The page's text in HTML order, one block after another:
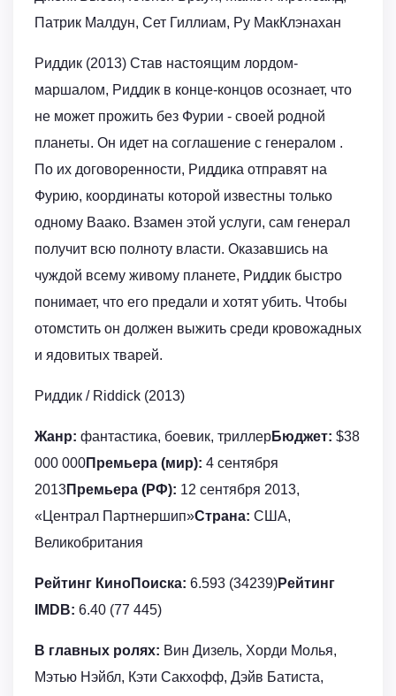
Патрик Малдун, Сет Гиллиам, Ру МакКлэнахан
Риддик (2013) Став настоящим лордом-
маршалом, Риддик в конце-концов осознает, что
не может прожить без Фурии - своей родной
планеты. Он идет на соглашение с генералом .
По их договоренности, Риддика отправят на
Фурию, координаты которой известны только
одному Ваако. Взамен этой услуги, сам генерал
получит всю полноту власти. Оказавшись на
чуждой всему живому планете, Риддик быстро
понимает, что его предали и хотят убить. Чтобы
отомстить он должен выжить среди кровожадных
и ядовитых тварей.
Риддик / Riddick (2013)
Жанр: фантастика, боевик, триллерБюджет: $38
000 000Премьера (мир): 4 сентября
2013Премьера (РФ): 12 сентября 2013,
«Централ Партнершип»Страна: США,
Великобритания
Рейтинг КиноПоиска: 6.593 (34239)Рейтинг
IMDB: 6.40 (77 445)
В главных ролях: Вин Дизель, Хорди Молья,
Мэтью Нэйбл, Кэти Сакхофф, Дэйв Батиста,